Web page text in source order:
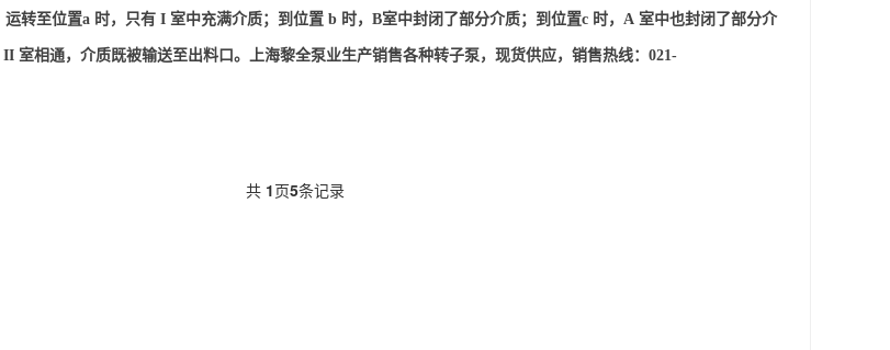
运转至位置a 时，只有 I 室中充满介质；到位置 b 时，B室中封闭了部分介质；到位置c 时，A 室中也封闭了部分介
室相通，介质既被输送至出料口。上海黎全泵业生产销售各种转子泵 ，现货供应， 销售热线：021-
共 1页5条记录